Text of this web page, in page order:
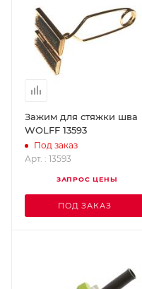
Зажим для стяжки шва
WOLFF 13593
Под заказ
Арт. : 13593
ЗАПРОС ЦЕНЫ
ПОД ЗАКАЗ